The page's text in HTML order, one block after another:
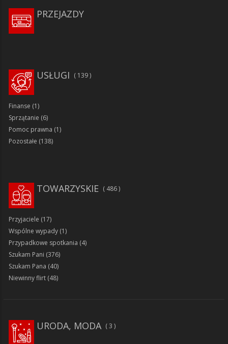
PRZEJAZDY
139
USŁUGI
Finanse (1)
Sprzątanie (6)
Pomoc prawna (1)
Pozostałe (138)
TOWARZYSKIE 486
Przyjaciele (17)
Wspólne wypady (1)
Przypadkowe spotkania (4)
Szukam Pani (376)
Szukam Pana (40)
Niewinny flirt (48)
URODA, MODA 3